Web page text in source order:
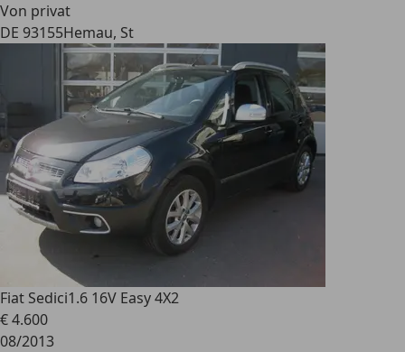
Von privat
DE 93155Hemau, St
Fiat Sedici1.6 16V Easy 4X2
€ 4.600
08/2013